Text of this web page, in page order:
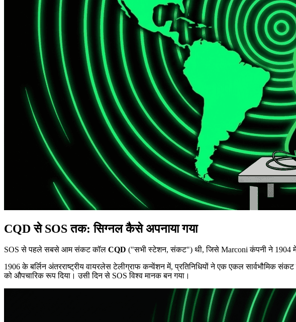
CQD से SOS तक: सिग्नल कैसे अपनाया गया
SOS से पहले सबसे आम संकट कॉल CQD ("सभी स्टेशन, संकट") थी, जिसे Marconi कंपनी ने 1904
1906 के बर्लिन अंतरराष्ट्रीय वायरलेस टेलीग्राफ कन्वेंशन में, प्रतिनिधियों ने एक एकल सार्वभौमिक
को औपचारिक रूप दिया। उसी दिन से SOS विश्व मानक बन गया।